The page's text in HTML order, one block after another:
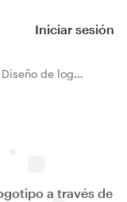
Iniciar sesión
de logotipo
a través de